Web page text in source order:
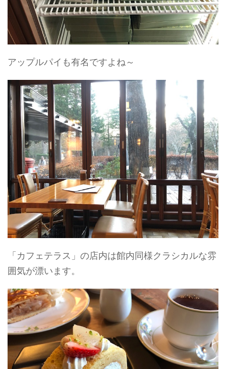
アップルパイも有名ですよね～
「カフェテラス」の店内は館内同様クラシカルな雰
囲気が漂います。